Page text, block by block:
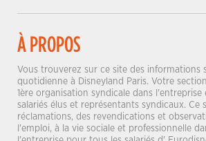
À PROPOS
Vous trouverez sur ce site des informations
quotidienne à Disneyland Paris. Votre
1ère organisation syndicale dans l'entreprise
salariés élus et représentants syndicaux. Ce
réclamations, des revendications et
l'emploi, à la vie sociale et professionnelle